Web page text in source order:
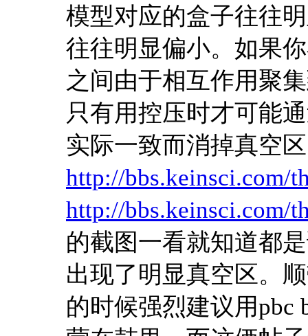
模型对应的盒子往往
往往明显偏小。如果
之间由于相互作用聚
只有用控压时才可能
实际一致而消掉真空
http://bbs.keinsci.com/
http://bbs.keinsci.com/
的截图一看就知道都
出现了明显真空区。
的时候强烈建议用pbc